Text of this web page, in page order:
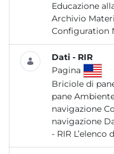
Educazione
Archivio
Configuration
Dati - RIR
Pagina
Briciole di
pane
navigazione
navigazione
- RIR L’elenco